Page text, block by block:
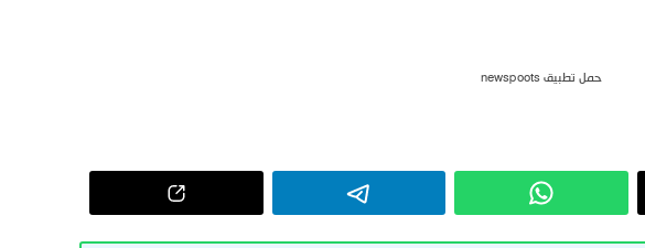
حمل تطبيق newspoots